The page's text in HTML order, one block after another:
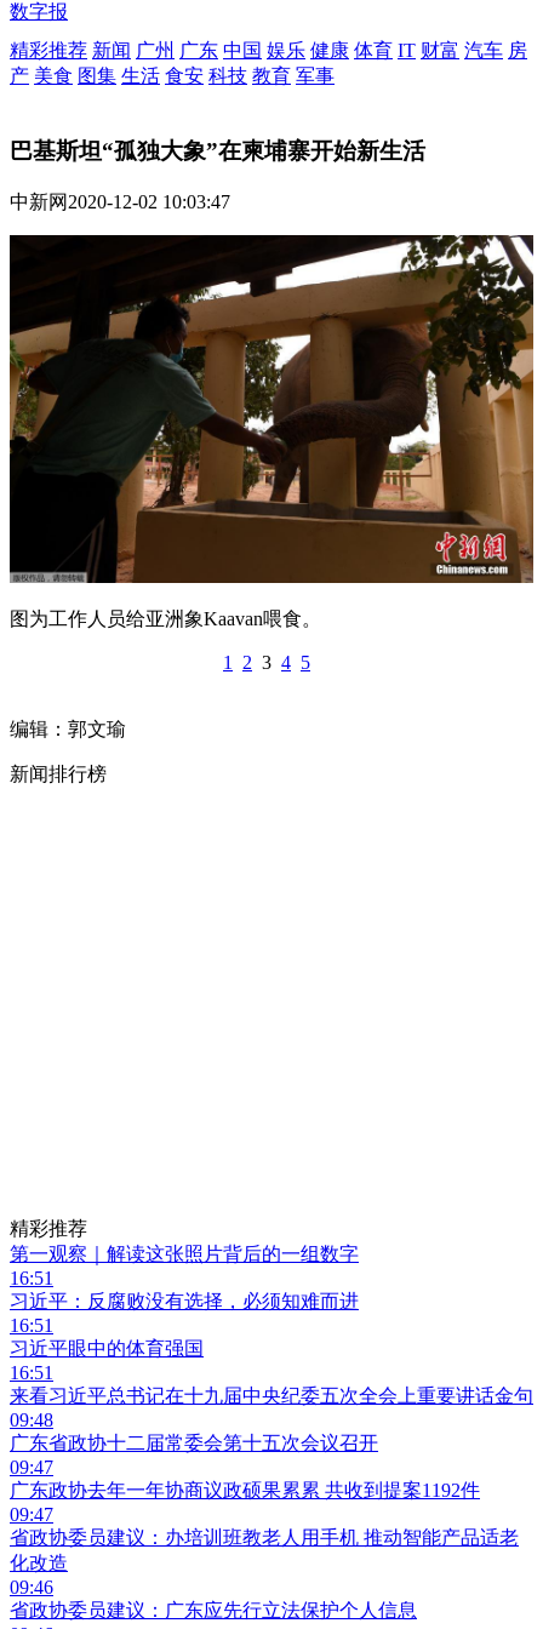
数字报
精彩推荐 新闻 广州 广东 中国 娱乐 健康 体育 IT 财富 汽车 房
产 美食 图集 生活 食安 科技 教育 军事
巴基斯坦“孤独大象”在柬埔寨开始新生活
中新网 2020-12-02 10:03:47
图为工作人员给亚洲象Kaavan喂食。
1 2 3 4 5
编辑：郭文瑜
新闻排行榜
精彩推荐
第一观察｜解读这张照片背后的一组数字
16:51
习近平：反腐败没有选择，必须知难而进
16:51
习近平眼中的体育强国
16:51
来看习近平总书记在十九届中央纪委五次全会上重要讲话金句
09:48
广东省政协十二届常委会第十五次会议召开
09:47
广东政协去年一年协商议政硕果累累 共收到提案1192件
09:47
省政协委员建议：办培训班教老人用手机 推动智能产品适老
化改造
09:46
省政协委员建议：广东应先行立法保护个人信息